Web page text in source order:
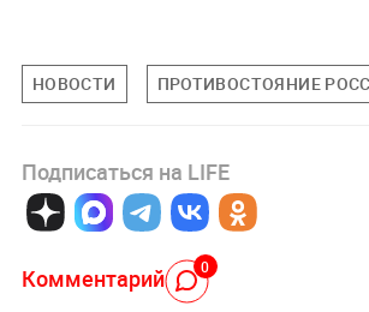
НОВОСТИ ПРОТИВОСТОЯНИЕ
Подписаться на LIFE
Комментарий 0